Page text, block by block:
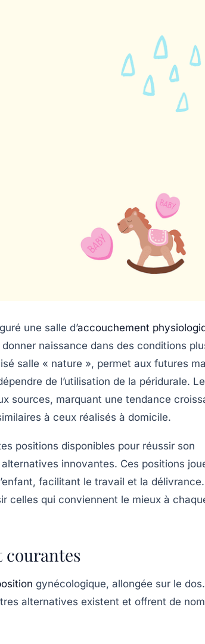
une salle d’accouchement
naissance dans des conditions
salle « nature », permet aux futures
de l’utilisation de la péridurale.
sources, marquant une tendance
à ceux réalisés à domicile.
positions disponibles pour réussir son
innovantes. Ces positions
facilitant le travail et la
celles qui conviennent le mieux à
courantes
gynécologique, allongée sur le
alternatives existent et offrent de